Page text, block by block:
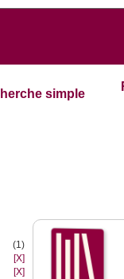
simple
(1)
[X]
[X]